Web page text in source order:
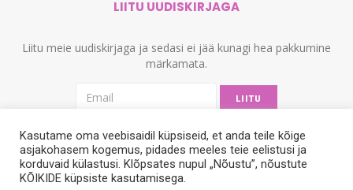
LIITU UUDISKIRJAGA
Liitu meie uudiskirjaga ja sedasi ei jää kunagi hea pakkumine
märkamata.
LIITU
Kasutame oma veebisaidil küpsiseid, et anda teile kõige
asjakohasem kogemus, pidades meeles teie eelistusi ja
korduvaid külastusi. Klõpsates nupul „Nõustu”, nõustute
KÕIKIDE küpsiste kasutamisega.